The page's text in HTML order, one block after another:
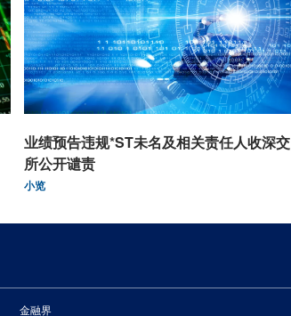
业绩预告违规*ST未名及相关责任人收深交
所公开谴责
小览
金融界